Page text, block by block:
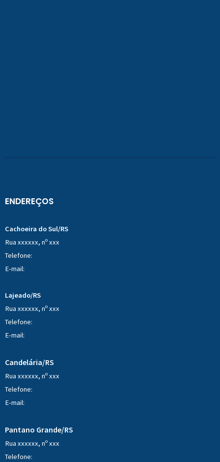
ENDEREÇOS
Cachoeira do Sul/RS
Rua xxxxxx, nº xxx
Telefone:
E-mail:
Lajeado/RS
Rua xxxxxx, nº xxx
Telefone:
E-mail:
Candelária/RS
Rua xxxxxx, nº xxx
Telefone:
E-mail:
Pantano Grande/RS
Rua xxxxxx, nº xxx
Telefone: